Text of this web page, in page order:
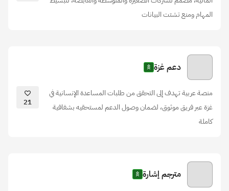
المهام ومنع تشتت البيانات
دعم غزة
منصة عربية تهدف إلى التحقق من طلبات المساعدة الإنسانية في
غزة عبر فريق موثوق، لضمان وصول الدعم لمستحقيه بشفافية
كاملة
21
مترجم إشارة